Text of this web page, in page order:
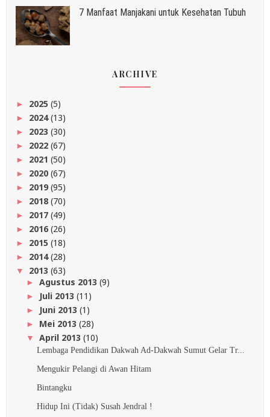
7 Manfaat Manjakani untuk Kesehatan Tubuh
ARCHIVE
► 2025 (5)
► 2024(13)
► 2023 (30)
► 2022 (67)
► 2021 (50)
► 2020 (67)
► 2019(95)
► 2018 (70)
► 2017 (49)
► 2016(26)
► 2015 (18)
► 2014(28)
▼ 2013 (63)
► Agustus 2013 (9)
► Juli 2013 (11)
► Juni 2013 (1)
► Mei 2013 (28)
▼ April 2013 (10)
Lembaga Pendidikan Dakwah Ad-Dakwah Sumut Gelar Tr...
Mengukir Pelangi di Awan Hitam
Bintangku
Hidup Ini (Tidak) Susah Jendral !